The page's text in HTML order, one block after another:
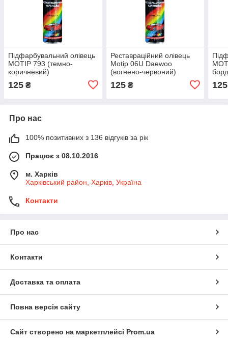
Підфарбувальний олівець
MOTIP 793 (темно-
коричневий)
125 ₴
Реставраційний олівець
Motip 06U Daewoo
(вогнено-червоний)
125₴ 125
Про нас
100% позитивних з 136 відгуків за рік
Працює з 08.10.2016
м. Харків
Харківський район, Харків, Україна
Контакти
Про нас
Контакти
Доставка та оплата
Повна версія сайту
Сайт створено на маркетплейсі Prom.ua